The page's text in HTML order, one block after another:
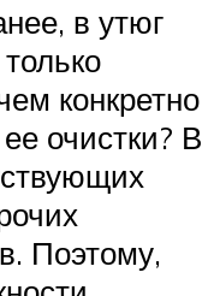
в утюг
конкретно
очистки? В
Поэтому,